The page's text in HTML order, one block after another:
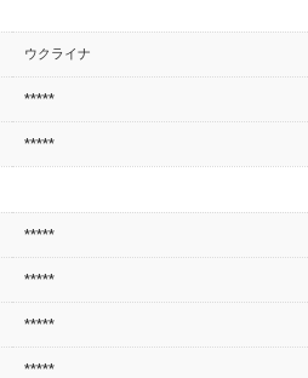
ウクライナ
*****
*****
*****
*****
*****
*****